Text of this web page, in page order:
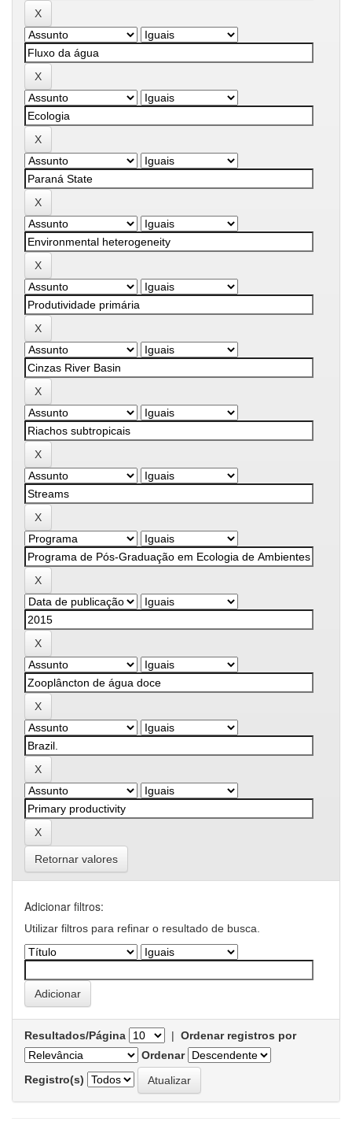
Retornar valores
Adicionar filtros:
Utilizar filtros para refinar o resultado de busca.
Resultados/Página | Ordenar registros por
Ordenar
Registro(s)